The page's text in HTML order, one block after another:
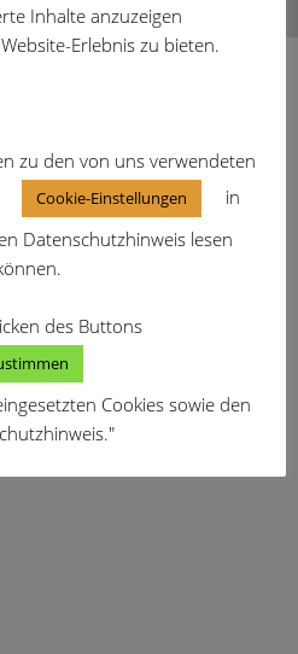
Chillimobil 2026
Inhalte anzuzeigen
Erlebnis zu bieten.
zu den von uns verwendeten
Cookie-Einstellungen
in
Datenschutzhinweis lesen
des Buttons
Cookies sowie den